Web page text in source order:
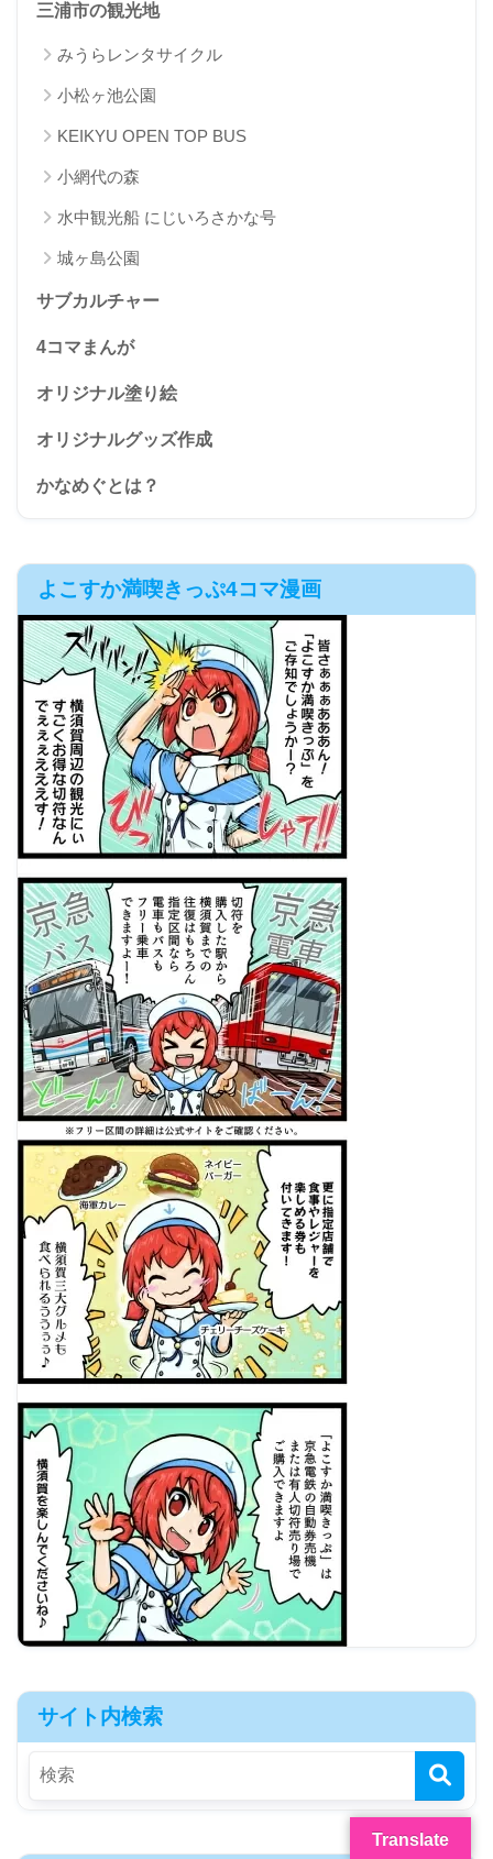
三浦市の観光地
みうらレンタサイクル
小松ヶ池公園
KEIKYU OPEN TOP BUS
小網代の森
水中観光船 にじいろさかな号
城ヶ島公園
サブカルチャー
4コマまんが
オリジナル塗り絵
オリジナルグッズ作成
かなめぐとは？
よこすか満喫きっぷ4コマ漫画
サイト内検索
Translate